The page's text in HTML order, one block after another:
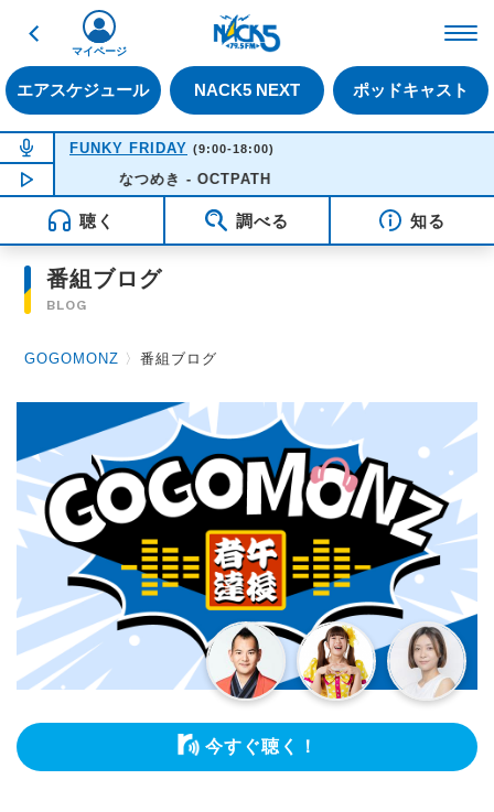
戻る
エアスケジュール NACK5 NEXT ポッドキャスト
マイページ
NOW ON AIR
FUNKY FRIDAY (9:00-18:00)
NOW PLAYING09:55
なつめき - OCTPATH
聴く 調べる 知る
番組ブログ
BLOG
GOGOMONZ 〉番組ブログ
今すぐ聴く！